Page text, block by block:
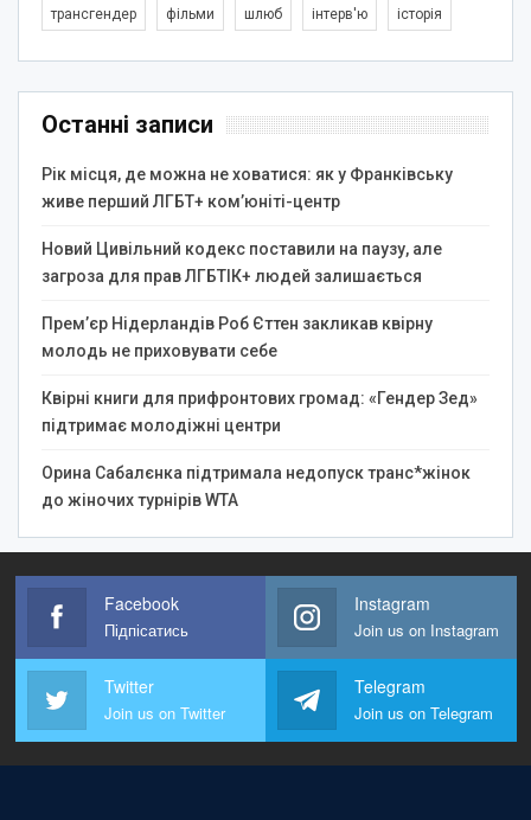
трансгендер фільми шлюб інтерв'ю історія
Останні записи
Рік місця, де можна не ховатися: як у Франківську
живе перший ЛГБТ+ ком’юніті-центр
Новий Цивільний кодекс поставили на паузу, але
загроза для прав ЛГБТІК+ людей залишається
Прем’єр Нідерландів Роб Єттен закликав квірну
молодь не приховувати себе
Квірні книги для прифронтових громад: «Гендер Зед»
підтримає молодіжні центри
Орина Сабалєнка підтримала недопуск транс*жінок
до жіночих турнірів WTA
Facebook
Підпісатись
Instagram
Join us on Instagram
Twitter
Join us on Twitter
Telegram
Join us on Telegram